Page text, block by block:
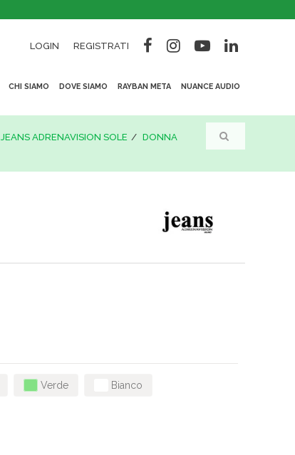
LOGIN REGISTRATI
CHI SIAMO DOVE SIAMO RAYBAN META NUANCE AUDIO
JEANS ADRENAVISION SOLE DONNA
Verde Bianco